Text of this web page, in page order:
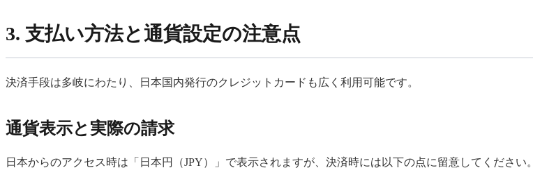
3. 支払い方法と通貨設定の注意点
決済手段は多岐にわたり、日本国内発行のクレジットカードも広く利用可能です。
通貨表示と実際の請求
日本からのアクセス時は「日本円（JPY）」で表示されますが、決済時には以下の点に留意してください。